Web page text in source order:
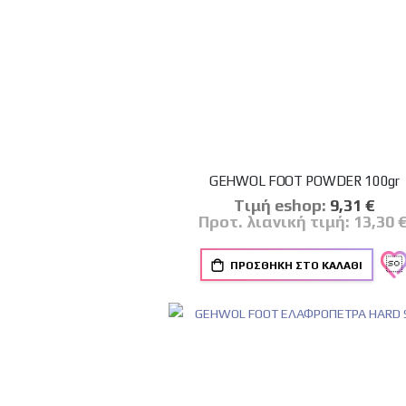
GEHWOL FOOT POWDER 100gr
Tιμή eshop: Ειδική
Τιμή
9,31 €
Προτ. λιανική τιμή: 13,30 €
ΠΡΟΣΘΉΚΗ ΣΤΟ ΚΑΛΆΘΙ